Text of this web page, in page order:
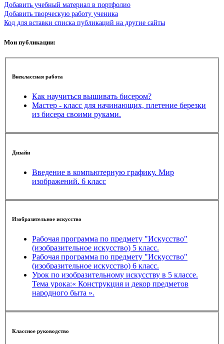
Добавить учебный материал в портфолио
Добавить творческую работу ученика
Код для вставки списка публикаций на другие сайты
Мои публикации:
Внеклассная работа
Как научиться вышивать бисером?
Мастер - класс для начинающих, плетение березки
из бисера своими руками.
Дизайн
Введение в компьютерную графику. Мир
изображений. 6 класс
Изобразительное искусство
Рабочая программа по предмету "Искусство"
(изобразительное искусство) 5 класс.
Рабочая программа по предмету "Искусство"
(изобразительное искусство) 6 класс.
Урок по изобразительному искусству в 5 классе.
Тема урока:« Конструкция и декор предметов
народного быта ».
Классное руководство